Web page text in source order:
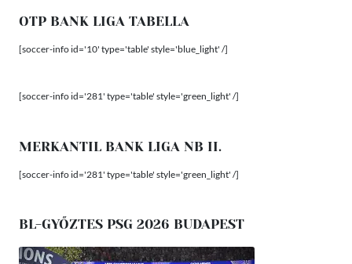
OTP BANK LIGA TABELLA
[soccer-info id='10' type='table' style='blue_light' /]
[soccer-info id='281' type='table' style='green_light' /]
MERKANTIL BANK LIGA NB II.
[soccer-info id='281' type='table' style='green_light' /]
BL-GYŐZTES PSG 2026 BUDAPEST